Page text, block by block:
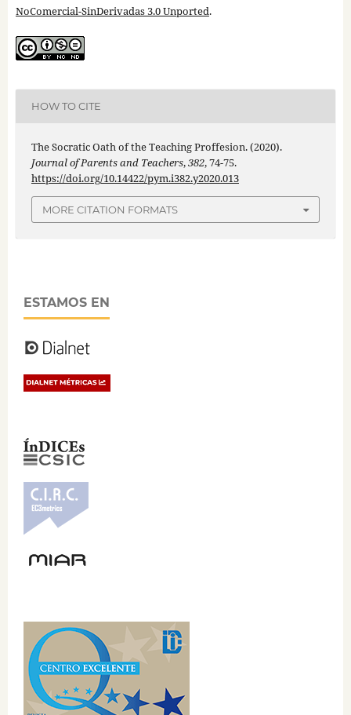
NoComercial-SinDerivadas 3.0 Unported.
HOW TO CITE
The Socratic Oath of the Teaching Proffesion. (2020).
Journal of Parents and Teachers,382, 74-75.
https://doi.org/10.14422/pym.i382.y2020.013
MORE CITATION FORMATS
ESTAMOS EN